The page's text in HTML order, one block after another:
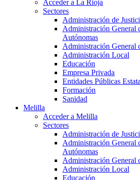
Acceder a La Rioja
Sectores
Administración de
Administración General
Autónomas
Administración General
Administración Local
Educación
Empresa Privada
Entidades Públicas
Formación
Sanidad
Melilla
Acceder a Melilla
Sectores
Administración de
Administración General
Autónomas
Administración General
Administración Local
Educación